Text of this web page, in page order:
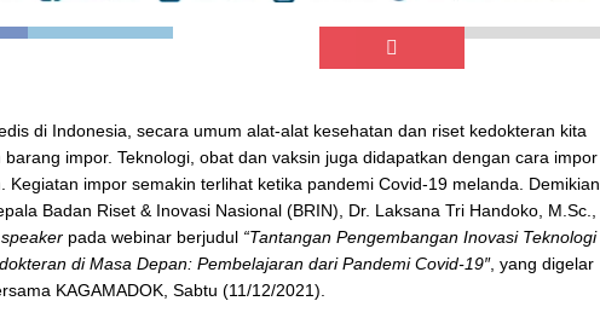
di Indonesia, secara umum alat-alat kesehatan dan riset kedokteran kita
barang impor. Teknologi, obat dan vaksin juga didapatkan dengan cara impor
Kegiatan impor semakin terlihat ketika pandemi Covid-19 melanda. Demikian
Badan Riset & Inovasi Nasional (BRIN), Dr. Laksana Tri Handoko, M.Sc.,
pada webinar berjudul “Tantangan Pengembangan Inovasi Teknologi
di Masa Depan: Pembelajaran dari Pandemi Covid-19″, yang digelar
KAGAMADOK, Sabtu (11/12/2021).